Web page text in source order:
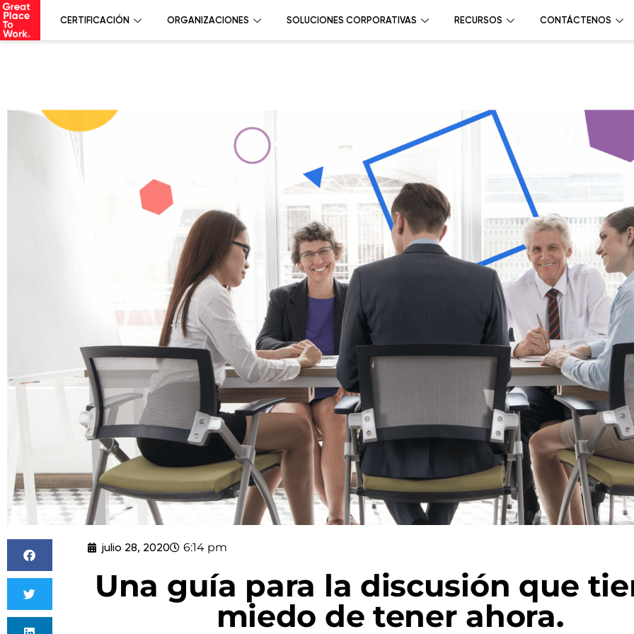
CERTIFICACIÓN ORGANIZACIONES SOLUCIONES CORPORATIVAS RECURSOS CONTÁCTENOS
julio 28, 2020 6:14 pm
Una guía para la discusión que
miedo de tener ahora.